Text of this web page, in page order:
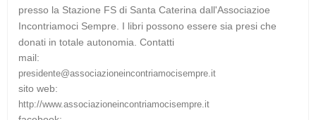
presso la Stazione FS di Santa Caterina dall'Associazioe
Incontriamoci Sempre. I libri possono essere sia presi che
donati in totale autonomia. Contatti
mail:
presidente@associazioneincontriamocisempre.it
sito web:
http://www.associazioneincontriamocisempre.it